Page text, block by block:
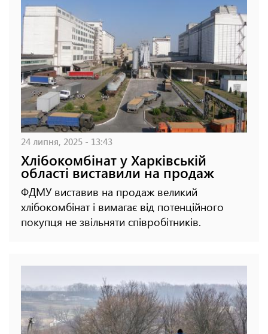
24 липня, 2025 - 13:43
Хлібокомбінат у Харківській
області виставили на продаж
ФДМУ виставив на продаж великий
хлібокомбінат і вимагає від потенційного
покупця не звільняти співробітників.